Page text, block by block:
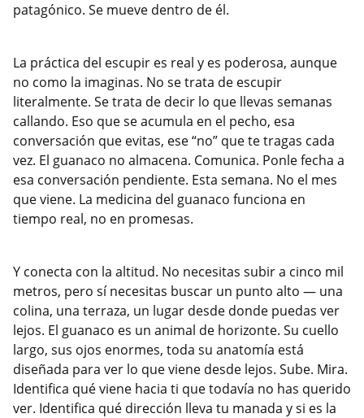
patagónico. Se mueve dentro de él.
La práctica del escupir es real y es poderosa, aunque
no como la imaginas. No se trata de escupir
literalmente. Se trata de decir lo que llevas semanas
callando. Eso que se acumula en el pecho, esa
conversación que evitas, ese “no” que te tragas cada
vez. El guanaco no almacena. Comunica. Ponle fecha a
esa conversación pendiente. Esta semana. No el mes
que viene. La medicina del guanaco funciona en
tiempo real, no en promesas.
Y conecta con la altitud. No necesitas subir a cinco mil
metros, pero sí necesitas buscar un punto alto — una
colina, una terraza, un lugar desde donde puedas ver
lejos. El guanaco es un animal de horizonte. Su cuello
largo, sus ojos enormes, toda su anatomía está
diseñada para ver lo que viene desde lejos. Sube. Mira.
Identifica qué viene hacia ti que todavía no has querido
ver. Identifica qué dirección lleva tu manada y si es la